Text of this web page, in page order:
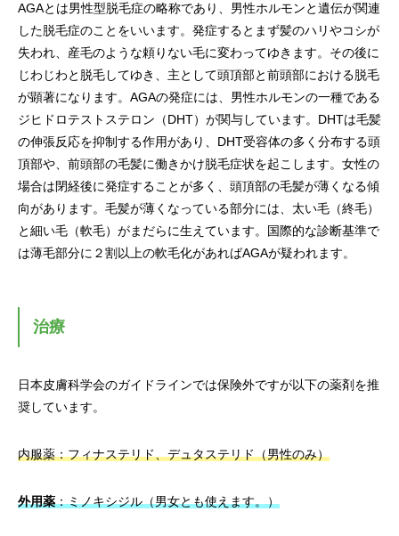
AGAとは男性型脱毛症の略称であり、男性ホルモンと遺伝が関連
した脱毛症のことをいいます。発症するとまず髪のハリやコシが
失われ、産毛のような頼りない毛に変わってゆきます。その後に
じわじわと脱毛してゆき、主として頭頂部と前頭部における脱毛
が顕著になります。AGAの発症には、男性ホルモンの一種である
ジヒドロテストステロン（DHT）が関与しています。DHTは毛髪
の伸張反応を抑制する作用があり、DHT受容体の多く分布する頭
頂部や、前頭部の毛髪に働きかけ脱毛症状を起こします。女性の
場合は閉経後に発症することが多く、頭頂部の毛髪が薄くなる傾
向があります。毛髪が薄くなっている部分には、太い毛（終毛）
と細い毛（軟毛）がまだらに生えています。国際的な診断基準で
は薄毛部分に２割以上の軟毛化があればAGAが疑われます。
治療
日本皮膚科学会のガイドラインでは保険外ですが以下の薬剤を推
奨しています。
内服薬：フィナステリド、デュタステリド（男性のみ）
外用薬：ミノキシジル（男女とも使えます。）